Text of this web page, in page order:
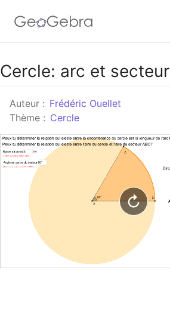
Google Classroom
Classe GeoGebra
Se connecter
Cercle: arc et secteur
Auteur : Frédéric Ouellet
Thème : Cercle